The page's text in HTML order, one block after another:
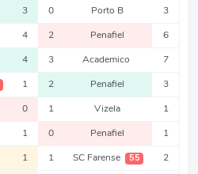
3 0 Porto B 3
4 2 Penafiel 6
4 3 Academico 7
1 2 Penafiel 3
0 1 Vizela 1
1 0 Penafiel 1
1 1 SC Farense 55 2